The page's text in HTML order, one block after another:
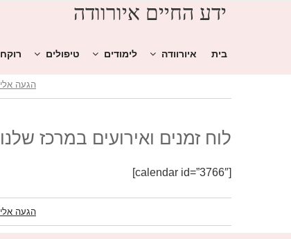
בית איורוודה לימודים טיפולים
הגעה
לוח זמנים ואירועים במרכז שלנו
[calendar id=”3766″]
הגעה
ידע החיים איורוודה